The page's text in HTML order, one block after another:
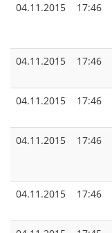
04.11.2015
17:46
04.11.2015
17:46
04.11.2015
17:46
04.11.2015
17:46
04.11.2015
17:46